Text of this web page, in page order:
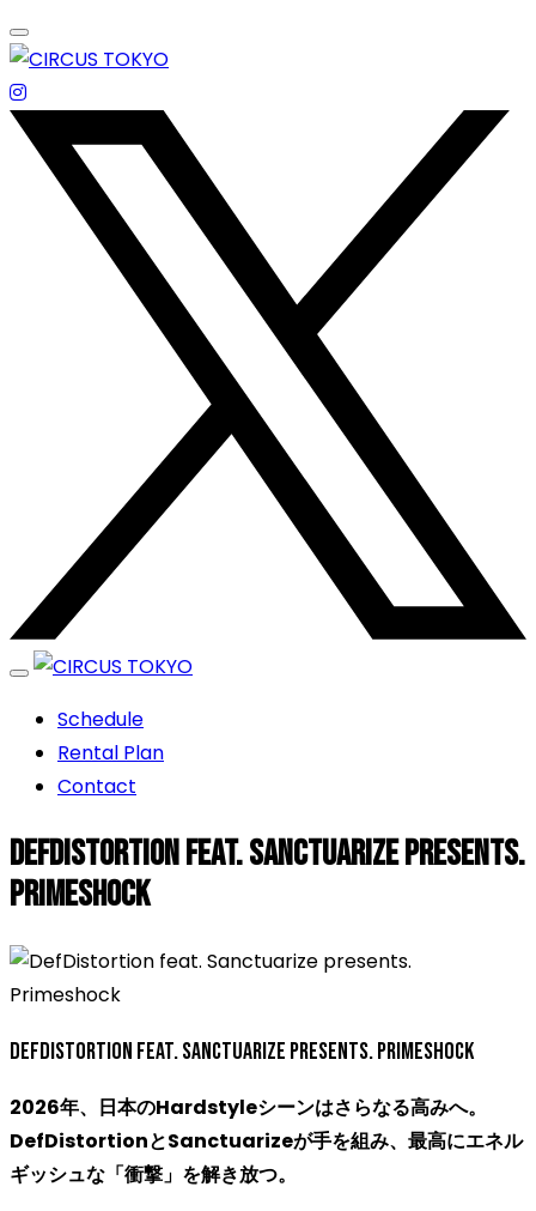
Skip
to
content
エンターテイメントスペース
CIRCUS TOKYO
エンターテイメントスペース
Schedule
Rental Plan
Contact
DefDistortion feat. Sanctuarize presents.
Primeshock
DefDistortion feat. Sanctuarize presents. Primeshock
2026年、日本のHardstyleシーンはさらなる高みへ。
DefDistortionとSanctuarizeが手を組み、最高にエネル
ギッシュな「衝撃」を解き放つ。